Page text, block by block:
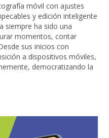
móvil con ajustes
y edición inteligente
siempre ha sido una
momentos, contar
sus inicios con
a dispositivos móviles,
democratizando la